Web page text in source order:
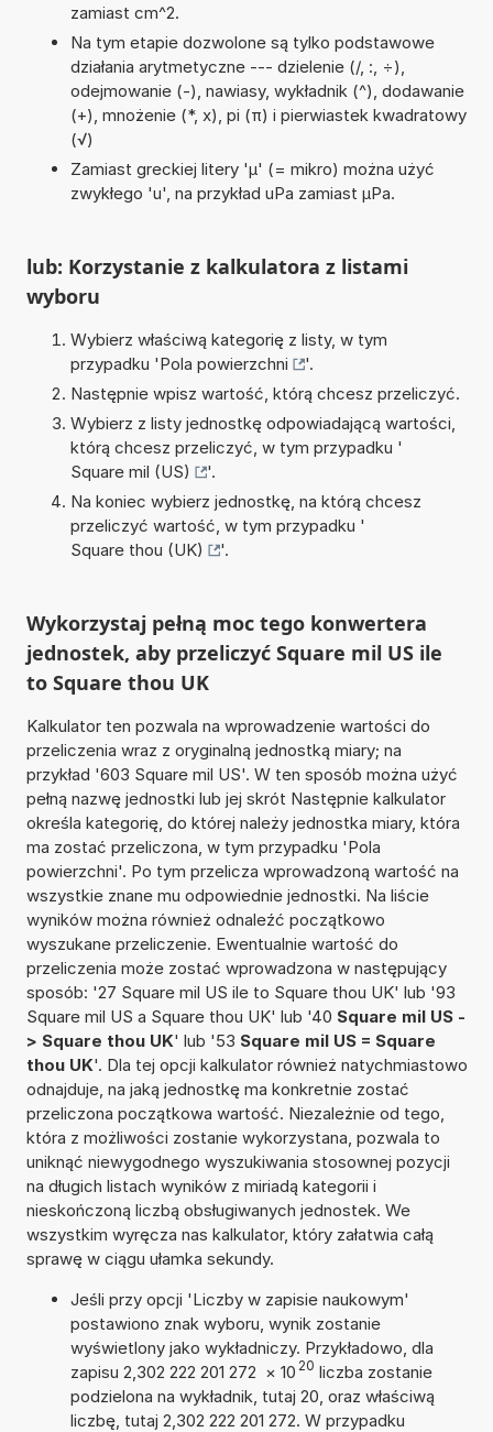
zamiast cm^2.
Na tym etapie dozwolone są tylko podstawowe
działania arytmetyczne --- dzielenie (/, :, ÷),
odejmowanie (-), nawiasy, wykładnik (^), dodawanie
(+), mnożenie (*, x), pi (π) i pierwiastek kwadratowy
(√)
Zamiast greckiej litery 'µ' (= mikro) można użyć
zwykłego 'u', na przykład uPa zamiast µPa.
lub: Korzystanie z kalkulatora z listami
wyboru
Wybierz właściwą kategorię z listy, w tym
przypadku 'Pola powierzchni
'.
Następnie wpisz wartość, którą chcesz przeliczyć.
Wybierz z listy jednostkę odpowiadającą wartości,
którą chcesz przeliczyć, w tym przypadku '
Square mil (US)
'.
Na koniec wybierz jednostkę, na którą chcesz
przeliczyć wartość, w tym przypadku '
Square thou (UK)
'.
Wykorzystaj pełną moc tego konwertera
jednostek, aby przeliczyć Square mil US ile
to Square thou UK
Kalkulator ten pozwala na wprowadzenie wartości do
przeliczenia wraz z oryginalną jednostką miary; na
przykład '603 Square mil US'. W ten sposób można użyć
pełną nazwę jednostki lub jej skrót Następnie kalkulator
określa kategorię, do której należy jednostka miary, która
ma zostać przeliczona, w tym przypadku 'Pola
powierzchni'. Po tym przelicza wprowadzoną wartość na
wszystkie znane mu odpowiednie jednostki. Na liście
wyników można również odnaleźć początkowo
wyszukane przeliczenie. Ewentualnie wartość do
przeliczenia może zostać wprowadzona w następujący
sposób: '27 Square mil US ile to Square thou UK' lub '93
Square mil US a Square thou UK' lub '40 Square mil US -
> Square thou UK' lub '53 Square mil US = Square
thou UK'. Dla tej opcji kalkulator również natychmiastowo
odnajduje, na jaką jednostkę ma konkretnie zostać
przeliczona początkowa wartość. Niezależnie od tego,
która z możliwości zostanie wykorzystana, pozwala to
uniknąć niewygodnego wyszukiwania stosownej pozycji
na długich listach wyników z miriadą kategorii i
nieskończoną liczbą obsługiwanych jednostek. We
wszystkim wyręcza nas kalkulator, który załatwia całą
sprawę w ciągu ułamka sekundy.
Jeśli przy opcji 'Liczby w zapisie naukowym'
postawiono znak wyboru, wynik zostanie
wyświetlony jako wykładniczy. Przykładowo, dla
zapisu 2,302 222 201 272 × 10 20 liczba zostanie
podzielona na wykładnik, tutaj 20, oraz właściwą
liczbę, tutaj 2,302 222 201 272. W przypadku